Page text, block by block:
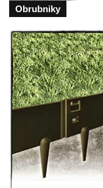
Kříž u rozcestí k
Kříž u domu čp.
Herltův kříž u
Kříž u Borských u
Mikulášovicích
Kříž
Mikulášovicích
Kříž u
Mikovu v
Obrubniky